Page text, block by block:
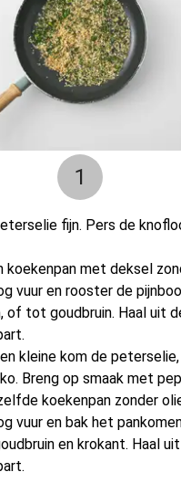
1
fijn. Pers de
koekenpan met deksel
vuur en rooster de
of tot goudbruin. Haal uit
kleine kom de
Breng op smaak met
koekenpan zonder
vuur en bak het
en krokant. Haal